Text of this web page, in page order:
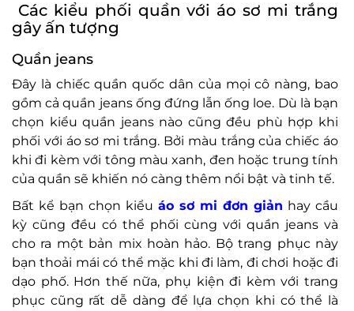
Các kiểu phối quần với áo sơ mi trắng
gây ấn tượng
Quần jeans
Đây là chiếc quần quốc dân của mọi cô nàng, bao
gồm cả quần jeans ống đứng lẫn ống loe. Dù là bạn
chọn kiểu quần jeans nào cũng đều phù hợp khi
phối với áo sơ mi trắng. Bởi màu trắng của chiếc áo
khi đi kèm với tông màu xanh, đen hoặc trung tính
của quần sẽ khiến nó càng thêm nổi bật và tinh tế.
Bất kể bạn chọn kiểu áo sơ mi đơn giản hay cầu
kỳ cũng đều có thể phối cùng với quần jeans và
cho ra một bản mix hoàn hảo. Bộ trang phục này
bạn thoải mái có thể mặc khi đi làm, đi chơi hoặc đi
dạo phố. Hơn thế nữa, phụ kiện đi kèm với trang
phục cũng rất dễ dàng để lựa chọn khi có thể là